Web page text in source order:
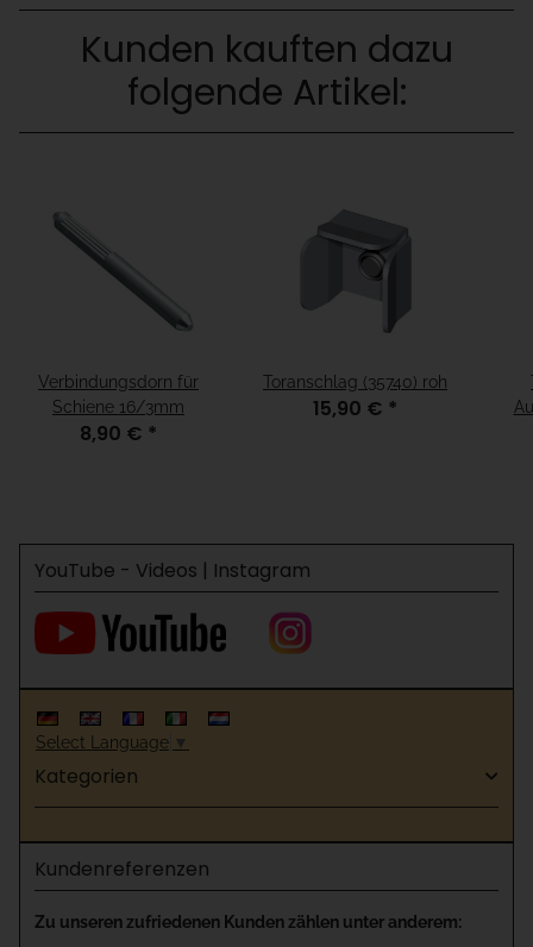
Kunden kauften dazu
folgende Artikel:
Verbindungsdorn für
Schiene 16/3mm
8,90 € *
Toranschlag (35740) roh
15,90 € *
YouTube - Videos | Instagram
Select Language ▼
Kategorien
Kundenreferenzen
Zu unseren zufriedenen Kunden zählen unter anderem: